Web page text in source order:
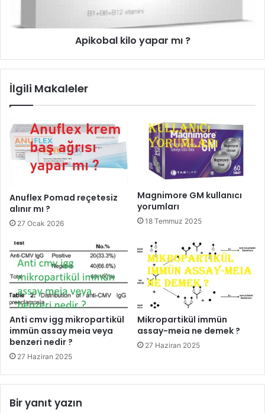
Apikobal kilo yapar mı ?
İlgili Makaleler
Anuflex Pomad reçetesiz
alınır mı ?
27 Ocak 2026
Magnimore GM kullanıcı
yorumları
18 Temmuz 2025
Anti cmv igg mikropartikül
immün assay meia veya
benzeri nedir ?
27 Haziran 2025
Mikropartikül immün
assay-meia ne demek ?
27 Haziran 2025
Bir yanıt yazın